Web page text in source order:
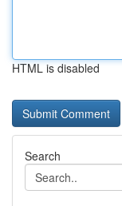
HTML is disabled
Search